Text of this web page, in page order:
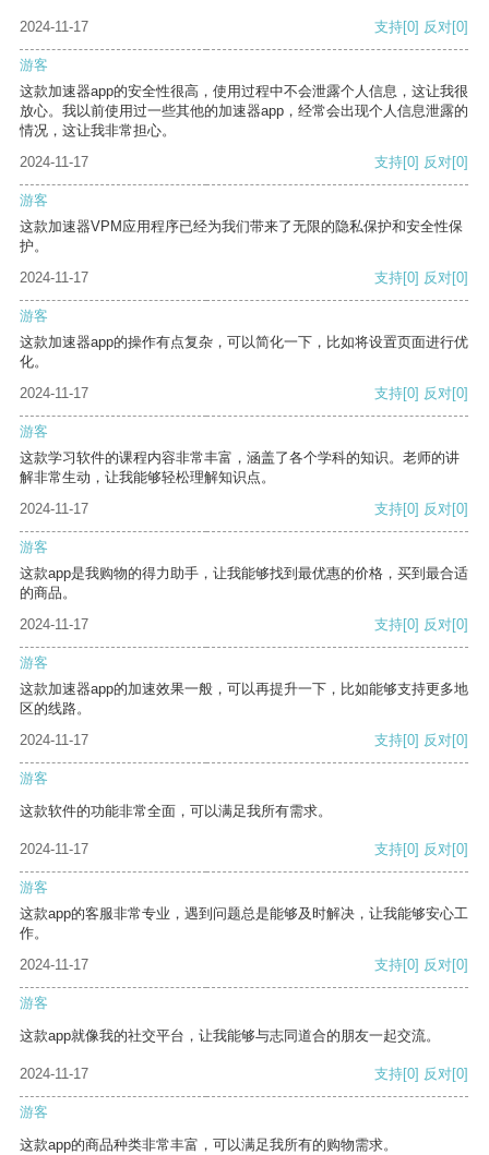
2024-11-17 支持[0] 反对[0]
游客
这款加速器app的安全性很高，使用过程中不会泄露个人信息，这让我很
放心。我以前使用过一些其他的加速器app，经常会出现个人信息泄露的
情况，这让我非常担心。
2024-11-17
支持[0] 反对[0]
游客
这款加速器VPM应用程序已经为我们带来了无限的隐私保护和安全性保
护。
2024-11-17
支持[0] 反对[0]
游客
这款加速器app的操作有点复杂，可以简化一下，比如将设置页面进行优
化。
2024-11-17
支持[0] 反对[0]
游客
这款学习软件的课程内容非常丰富，涵盖了各个学科的知识。老师的讲
解非常生动，让我能够轻松理解知识点。
2024-11-17
支持[0] 反对[0]
游客
这款app是我购物的得力助手，让我能够找到最优惠的价格，买到最合适
的商品。
2024-11-17
支持[0] 反对[0]
游客
这款加速器app的加速效果一般，可以再提升一下，比如能够支持更多地
区的线路。
2024-11-17
支持[0] 反对[0]
游客
这款软件的功能非常全面，可以满足我所有需求。
2024-11-17 支持[0] 反对[0]
游客
这款app的客服非常专业，遇到问题总是能够及时解决，让我能够安心工
作。
2024-11-17
支持[0] 反对[0]
游客
这款app就像我的社交平台，让我能够与志同道合的朋友一起交流。
2024-11-17 支持[0] 反对[0]
游客
这款app的商品种类非常丰富，可以满足我所有的购物需求。